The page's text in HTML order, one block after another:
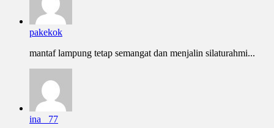
pakekok
mantaf lampung tetap semangat dan menjalin silaturahmi...
ina _77